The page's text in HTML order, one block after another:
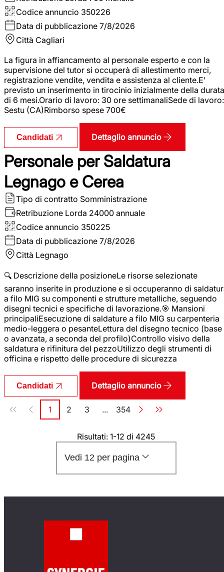
Codice annuncio 350226
Data di pubblicazione 7/8/2026
Città Cagliari
La figura in affiancamento al personale esperto e con la
supervisione del tutor si occuperà di allestimento merci,
registrazione vendite, vendita e assistenza al cliente.E'
previsto un inserimento in tirocinio inizialmente della durata
di 6 mesi.Orario di lavoro: 30 ore settimanaliSede di lavoro:
Sestu (CA)Rimborso spese 700€
Candidati Dettaglio annuncio
Personale per Saldatura
Legnago e Cerea
Tipo di contratto Somministrazione
Retribuzione Lorda 24000 annuale
Codice annuncio 350225
Data di pubblicazione 7/8/2026
Città Legnago
🔍 Descrizione della posizioneLe risorse selezionate
saranno inserite in produzione e si occuperanno di
a filo MIG su componenti e strutture metalliche, seguendo
disegni tecnici e specifiche di lavorazione.🎯 Mansioni
principaliEsecuzione di saldature a filo MIG su carpenteria
medio-leggera o pesanteLettura del disegno tecnico (base
o avanzata, a seconda del profilo)Controllo visivo della
saldatura e rifinitura del pezzoUtilizzo degli strumenti di
officina e rispetto delle procedure di sicurezza
Candidati Dettaglio annuncio
Paginazione
Pagina
1 Pagina
2 Pagina
3 ... Pagina
354
Risultati: 1-12 di 4245
Vedi 12 per pagina